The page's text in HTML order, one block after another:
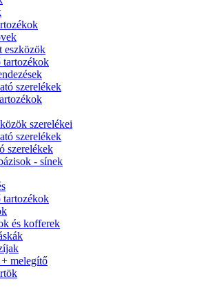
eszközök
tartozékok
szerelékek
szerelékei
szerelékek
szerelékek
- sínek
tartozékok
és kofferek
melegítő